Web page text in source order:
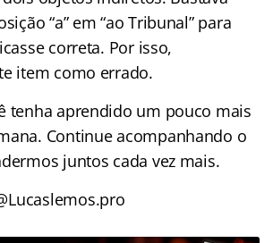
“a” em “ao Tribunal” para
correta. Por isso,
item como errado.
tenha aprendido um pouco mais
Continue acompanhando o
juntos cada vez mais.